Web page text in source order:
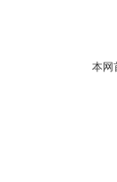
本网